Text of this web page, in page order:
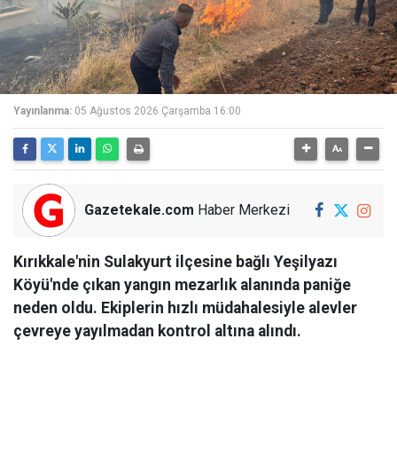
Yayınlanma: 05 Ağustos 2026 Çarşamba 16:00
Gazetekale.com Haber Merkezi
Kırıkkale'nin Sulakyurt ilçesine bağlı Yeşilyazı
Köyü'nde çıkan yangın mezarlık alanında paniğe
neden oldu. Ekiplerin hızlı müdahalesiyle alevler
çevreye yayılmadan kontrol altına alındı.